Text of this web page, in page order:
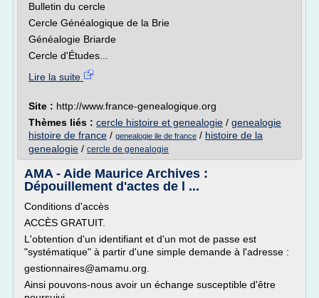
Bulletin du cercle
Cercle Généalogique de la Brie
Généalogie Briarde
Cercle d'Études...
Lire la suite
Site : http://www.france-genealogique.org
Thèmes liés : cercle histoire et genealogie / genealogie
histoire de france / genealogie ile de france / histoire de la
genealogie / cercle de genealogie
AMA - Aide Maurice Archives :
Dépouillement d'actes de l ...
Conditions d'accès
ACCÈS GRATUIT.
L'obtention d'un identifiant et d'un mot de passe est
"systématique" à partir d'une simple demande à l'adresse :
gestionnaires@amamu.org.
Ainsi pouvons-nous avoir un échange susceptible d'être